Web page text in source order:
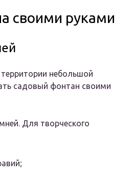
своими руками
небольшой
садовый фонтан своими
Для творческого